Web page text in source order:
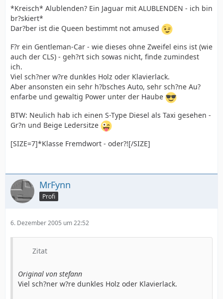
*Kreisch* Alublenden? Ein Jaguar mit ALUBLENDEN - ich bin
br?skiert*
Dar?ber ist die Queen bestimmt not amused
F?r ein Gentleman-Car - wie dieses ohne Zweifel eins ist (wie
auch der CLS) - geh?rt sich sowas nicht, finde zumindest
ich.
Viel sch?ner w?re dunkles Holz oder Klavierlack.
Aber ansonsten ein sehr h?bsches Auto, sehr sch?ne Au?
enfarbe und gewaltig Power unter der Haube
BTW: Neulich hab ich einen S-Type Diesel als Taxi gesehen -
Gr?n und Beige Ledersitze
[SIZE=7]*Klasse Fremdwort - oder?![/SIZE]
MrFynn
Profi
6. Dezember 2005 um 22:52
Zitat
Original von stefann
Viel sch?ner w?re dunkles Holz oder Klavierlack.